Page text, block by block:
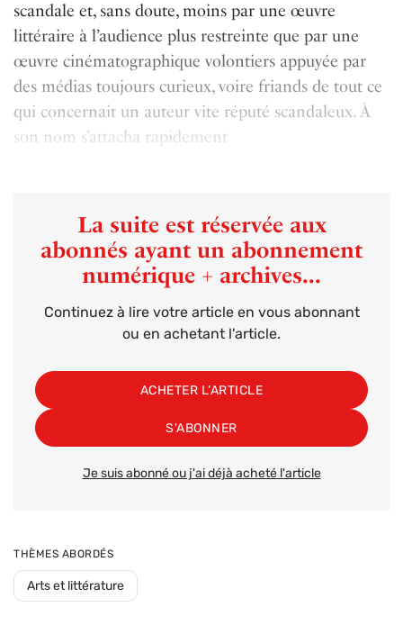
scandale et, sans doute, moins par une œuvre
littéraire à l’audience plus restreinte que par une
œuvre cinématographique volontiers appuyée par
des médias toujours curieux, voire friands de tout ce
qui concernait un auteur vite réputé scandaleux. À
son nom s’attacha rapidement
La suite est réservée aux
abonnés ayant un abonnement
numérique + archives...
Continuez à lire votre article en vous abonnant
ou en achetant l'article.
ACHETER L’ARTICLE
S'ABONNER
Je suis abonné ou j'ai déjà acheté l'article
THÈMES ABORDÉS
Arts et littérature